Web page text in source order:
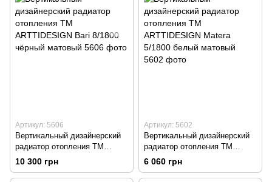
Артикул: 5606
Вертикальный дизайнерский
радиатор отопления ТМ
ARTTIDESIGN Bari 8/1800
чёрный матовый
10 300 грн
Артикул: 5602
Вертикальный дизайнерский
радиатор отопления TM
ARTTIDESIGN Matera 5/1800
белый матовый
6 060 грн